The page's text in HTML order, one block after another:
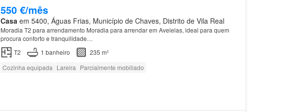
550 €/mês
Casa em 5400, Águas Frias, Município de Chaves, Distrito de Vila Real
Moradia T2 para arrendamento Moradia para arrendar em Avelelas, ideal para quem
procura conforto e tranquilidade…
T2
1 banheiro
235 m²
Cozinha equipada Lareira Parcialmente mobiliado